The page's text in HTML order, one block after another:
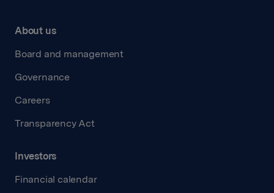
About us
Board and management
Governance
Careers
Transparency Act
Investors
Financial calendar